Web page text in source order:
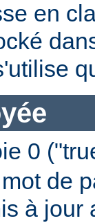
en
0
de
à jour